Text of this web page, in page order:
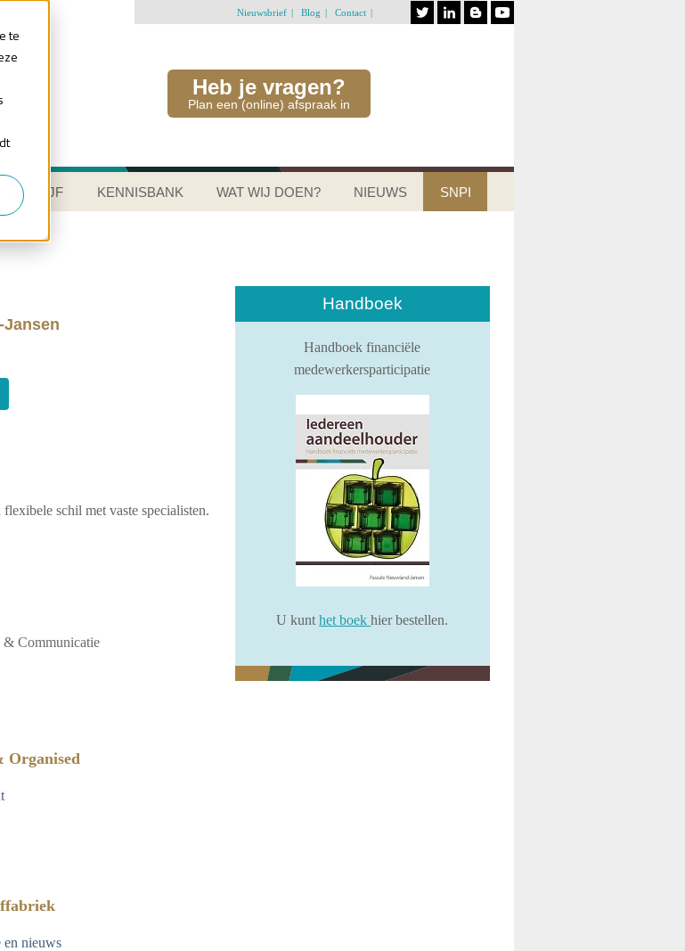
te
Nieuwsbrief Blog Contact
Heb je vragen?
Plan een (online) afspraak in
BEDRIJF KENNISBANK WAT WIJ DOEN? NIEUWS SNPI
schil met vaste specialisten.
& Communicatie
Organised
en nieuws
Handboek
Handboek financiële
medewerkersparticipatie
U kunthet boekhier bestellen.